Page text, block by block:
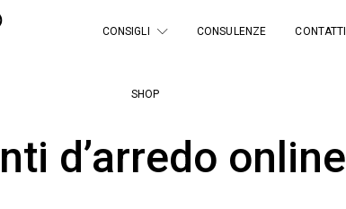
CONSIGLI CONSULENZE CONTATTI
SHOP
d’arredo online